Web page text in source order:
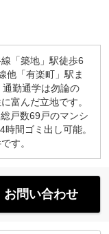
「築地」駅徒歩6
他「有楽町」駅ま
勤通学は勿論の
富んだ立地です。
戸数69戸のマンシ
間ゴミ出し可能。
す。
お問い合わせ